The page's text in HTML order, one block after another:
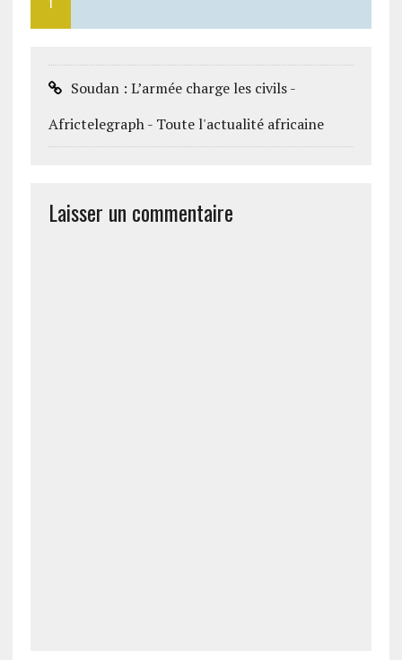
Soudan : L’armée charge les civils -
Africtelegraph - Toute l'actualité africaine
Laisser un commentaire